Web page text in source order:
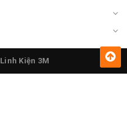
Linh Kiện 3M